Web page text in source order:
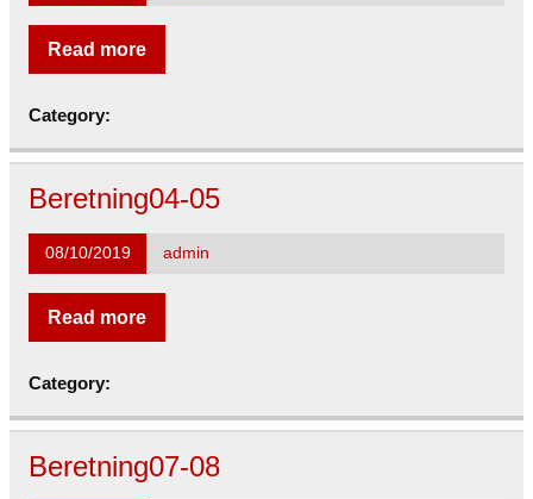
Read more
Category:
Beretning04-05
08/10/2019 admin
Read more
Category:
Beretning07-08